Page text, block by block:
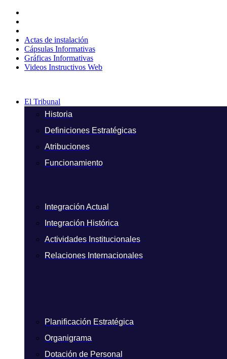
contenido
Actas de instalación
Cápsulas Informativas
Gráficas Informativas
Videos Instructivos Web
El Tribunal
Historia
Definiciones Estratégicas
Atribuciones
Funcionamiento
Integración Actual
Integración Histórica
Actividades Institucionales
Relaciones Internacionales
Planificación Estratégica
Organigrama
Dotación de Personal